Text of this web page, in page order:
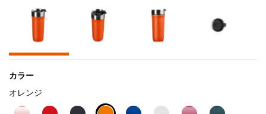
カラー
オレンジ